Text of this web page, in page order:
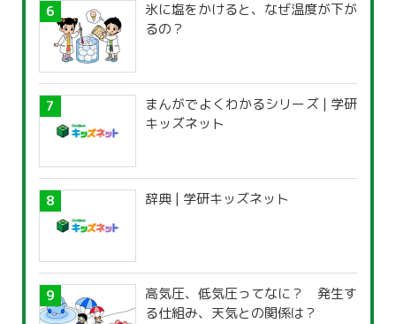
氷に塩をかけると、なぜ温度が下が
るの？
まんがでよくわかるシリーズ | 学研
キッズネット
辞典 | 学研キッズネット
高気圧、低気圧ってなに？ 発生す
る仕組み、天気との関係は？